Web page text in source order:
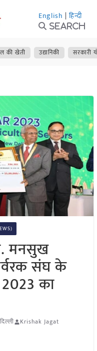
English | हिन्दी
Search
की खेती उद्यानिकी सरकारी
मनसुख
संघ के
2023 का
Krishak Jagat